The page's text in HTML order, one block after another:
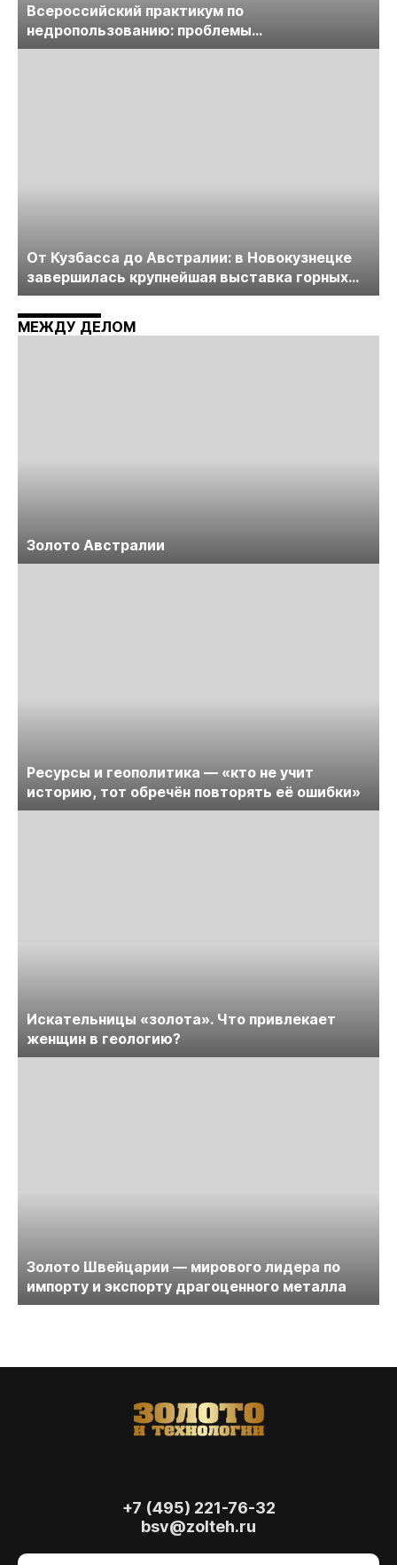
Всероссийский практикум по
недропользованию: проблемы
лицензирования, цифровизации, экспертизы
От Кузбасса до Австралии: в Новокузнецке
завершилась крупнейшая выставка горных
технологий «Недра России. Уголь России и
Майнинг»
МЕЖДУ ДЕЛОМ
Золото Австралии
Ресурсы и геополитика — «кто не учит
историю, тот обречён повторять её ошибки»
Искательницы «золота». Что привлекает
женщин в геологию?
Золото Швейцарии — мирового лидера по
импорту и экспорту драгоценного металла
+7 (495) 221-76-32
bsv@zolteh.ru